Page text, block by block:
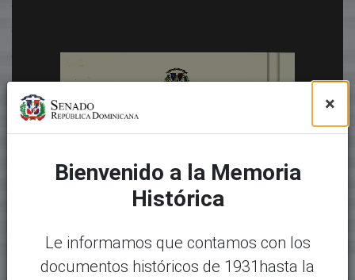
×
Bienvenido a la Memoria
Histórica
Le informamos que contamos con los
documentos históricos de 1931hasta la